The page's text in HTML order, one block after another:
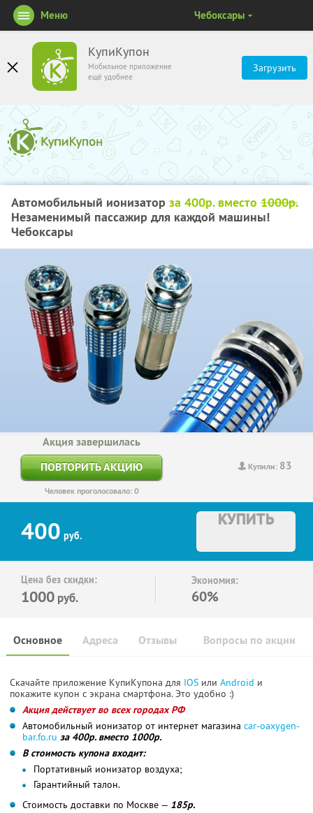
КупиКупон
Мобильное приложение
ещё удобнее
Загрузить
Меню Чебоксары
Автомобильный ионизатор за 400р. вместо 1000р.
Незаменимый пассажир для каждой машины!
Чебоксары
Купили: 83
Акция завершилась
ПОВТОРИТЬ АКЦИЮ
Человек проголосовало: 0
400 руб.
КУПИТЬ
Цена без скидки:
1000 руб.
Экономия:
60%
Основное Отзывы Вопросы по акции
Адреса
Скачайте приложение КупиКупона для IOS или Android и
покажите купон с экрана смартфона. Это удобно :)
Акция действует во всех городах РФ
Автомобильный ионизатор от интернет магазина car-oaxygen-
bar.fo.ru за 400р. вместо 1000р.
В стоимость купона входит:
Портативный ионизатор воздуха;
Гарантийный талон.
Стоимость доставки по Москве — 185р.